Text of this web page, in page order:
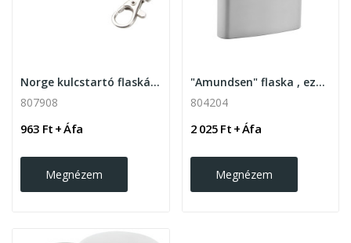
Norge kulcstartó flaskával, ezüst
807908
963 Ft + Áfa
Megnézem
"Amundsen" flaska , ezüst
804204
2 025 Ft + Áfa
Megnézem